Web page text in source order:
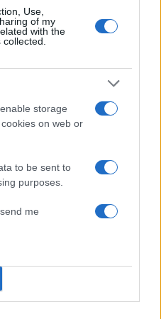
Use,
of my
with the
storage
on web or
to be sent to
purposes.
me
Εκρηκτικό κοκτέιλ
συναγερμό η χώρα